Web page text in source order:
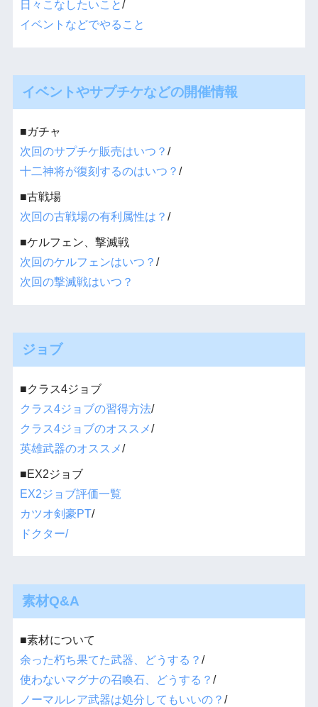
日々こなしたいこと/
イベントなどでやること
イベントやサプチケなどの開催情報
■ガチャ
次回のサプチケ販売はいつ？ /
十二神将が復刻するのはいつ？ /
■古戦場
次回の古戦場の有利属性は？ /
■ケルフェン、撃滅戦
次回のケルフェンはいつ？ /
次回の撃滅戦はいつ？
ジョブ
■クラス4ジョブ
クラス4ジョブの習得方法/
クラス4ジョブのオススメ/
英雄武器のオススメ/
■EX2ジョブ
EX2ジョブ評価一覧
カツオ剣豪PT/
ドクター/
素材Q&A
■素材について
余った朽ち果てた武器、どうする？ /
使わないマグナの召喚石、どうする？ /
ノーマルレア武器は処分してもいいの？ /